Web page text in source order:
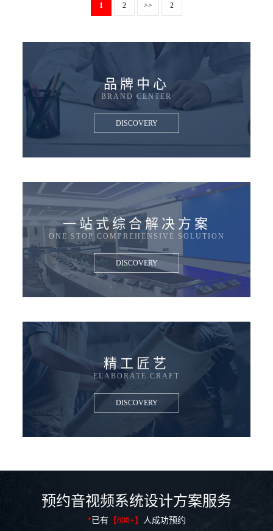
1 2 >> 2
品牌中心
BRAND CENTER
DISCOVERY
一站式综合解决方案
ONE STOP COMPREHENSIVE SOLUTION
DISCOVERY
精工匠艺
ELABORATE CRAFT
DISCOVERY
预约音视频系统设计方案服务
*已有 【800+】 人成功预约